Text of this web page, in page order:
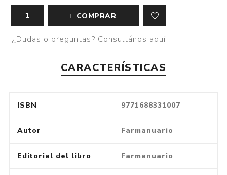
COMPRAR
¿Dudas o preguntas? Consultános aquí
CARACTERÍSTICAS
ISBN 9771688331007
Autor Farmanuario
Editorial del libro Farmanuario